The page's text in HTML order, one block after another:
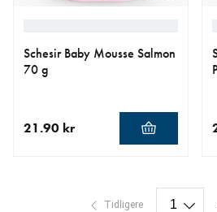
Schesir Baby Mousse Salmon
70 g
21.90 kr
Tidligere